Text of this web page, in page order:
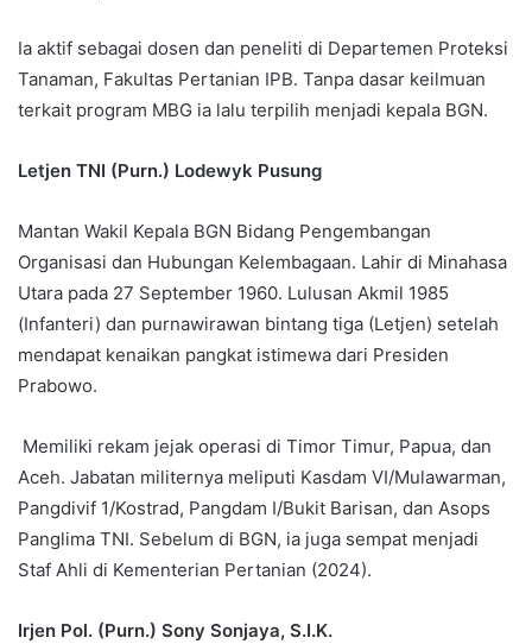
Ia aktif sebagai dosen dan peneliti di Departemen Proteksi
Tanaman, Fakultas Pertanian IPB. Tanpa dasar keilmuan
terkait program MBG ia lalu terpilih menjadi kepala BGN.
Letjen TNI (Purn.) Lodewyk Pusung
Mantan Wakil Kepala BGN Bidang Pengembangan
Organisasi dan Hubungan Kelembagaan. Lahir di Minahasa
Utara pada 27 September 1960. Lulusan Akmil 1985
(Infanteri) dan purnawirawan bintang tiga (Letjen) setelah
mendapat kenaikan pangkat istimewa dari Presiden
Prabowo.
Memiliki rekam jejak operasi di Timor Timur, Papua, dan
Aceh. Jabatan militernya meliputi Kasdam VI/Mulawarman,
Pangdivif 1/Kostrad, Pangdam I/Bukit Barisan, dan Asops
Panglima TNI. Sebelum di BGN, ia juga sempat menjadi
Staf Ahli di Kementerian Pertanian (2024).
Irjen Pol. (Purn.) Sony Sonjaya, S.I.K.